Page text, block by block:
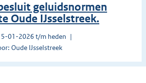
geluidsnormen
Oude IJsselstreek.
01-2026 t/m heden
Oude IJsselstreek